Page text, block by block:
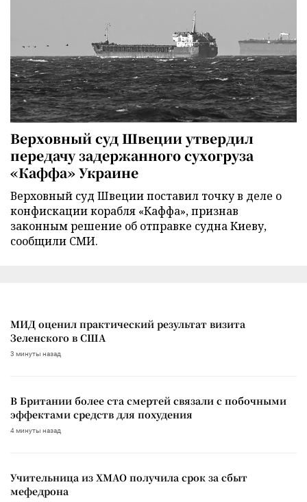
Верховный суд Швеции утвердил
передачу задержанного сухогруза
«Каффа» Украине
Верховный суд Швеции поставил точку в деле о
конфискации корабля «Каффа», признав
законным решение об отправке судна Киеву,
сообщили СМИ.
МИД оценил практический результат визита
Зеленского в США
3 минуты назад
В Британии более ста смертей связали с побочными
эффектами средств для похудения
4 минуты назад
Учительница из ХМАО получила срок за сбыт
мефедрона